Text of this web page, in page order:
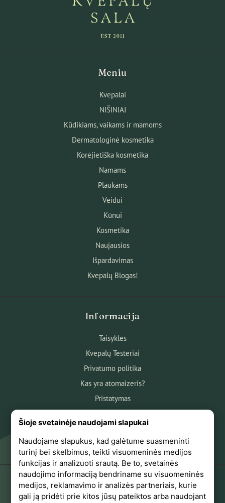
Šioje svetainėje naudojami slapukai
Naudojame slapukus, kad galėtume suasmeninti
turinį bei skelbimus, teikti visuomeninės medijos
funkcijas ir analizuoti srautą. Be to, svetainės
naudojimo informaciją bendriname su visuomeninės
medijos, reklamavimo ir analizės partneriais, kurie
gali ją pridėti prie kitos jūsų pateiktos arba naudojant
Meniu
Kvepalai
NIŠINIAI
Kūdikiams, vaikams ir mamoms
Dermatologinė kosmetika
Korėjietiška kosmetika
Namams
Plaukams
Veidui
Kūnui
Kosmetika
Naujausios
Išpardavimas
Kvepalų Blogas!
Informacija
Taisyklės
Kvepalų Testeriai
Privatumo politika
Kas yra atomaizeris?
Pristatymas
Apie mus
Atsiliepimai
+370 618 44441